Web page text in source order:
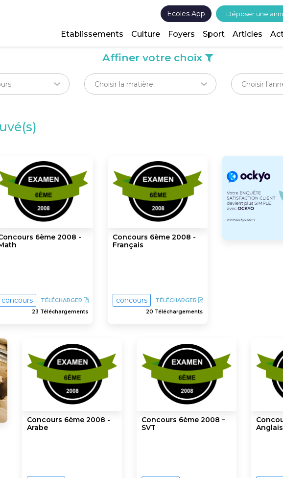
Ecoles App Déposer une
Etablissements Culture Foyers Sport Articles
Affiner votre choix
6ème 2008 -
concours TÉLÉCHARGER
23 Téléchargements
Concours 6ème 2008 -
Français
concours TÉLÉCHARGER
20 Téléchargements
Concours 6ème 2008 -
Arabe
Concours 6ème 2008 –
SVT
Anglais